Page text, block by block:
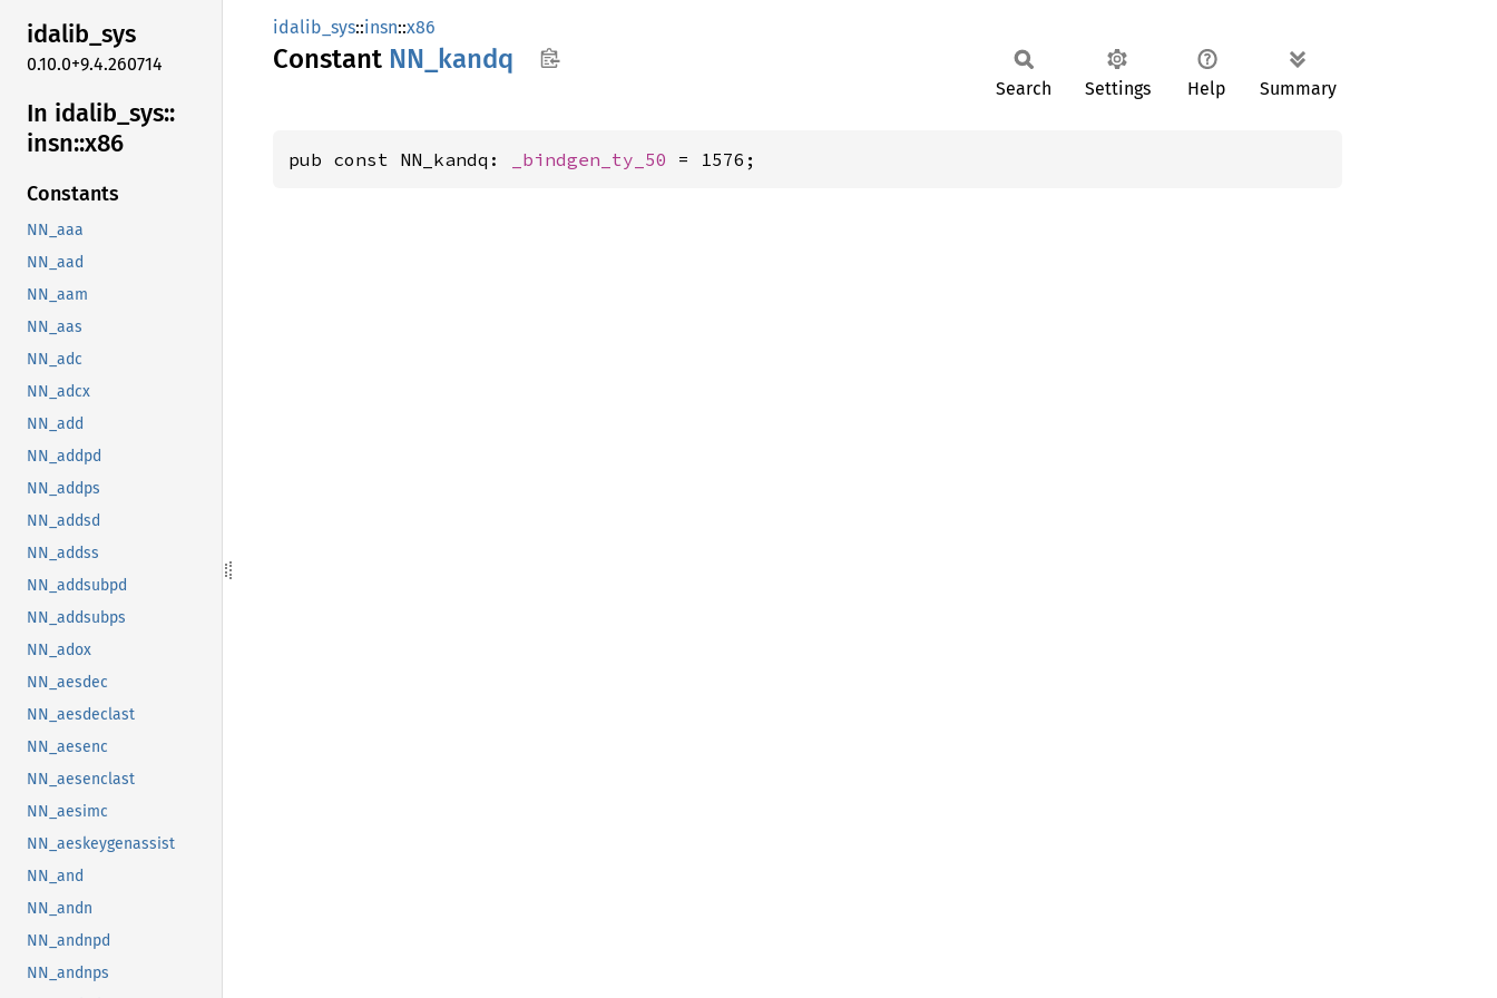
idalib_sys
0.10.0+9.4.260714
In idalib_ sys::
insn::x86
Constants
NN_aaa
NN_aad
NN_aam
NN_aas
NN_adc
NN_adcx
NN_add
NN_addpd
NN_addps
NN_addsd
NN_addss
NN_addsubpd
NN_addsubps
NN_adox
NN_aesdec
NN_aesdeclast
NN_aesenc
NN_aesenclast
NN_aesimc
NN_aeskeygenassist
NN_and
NN_andn
NN_andnpd
NN_andnps
idalib_sys::insn::x86
Constant NN_ kandq
Search Settings Help Summary
pub const NN_kandq: _bindgen_ty_50 = 1576;